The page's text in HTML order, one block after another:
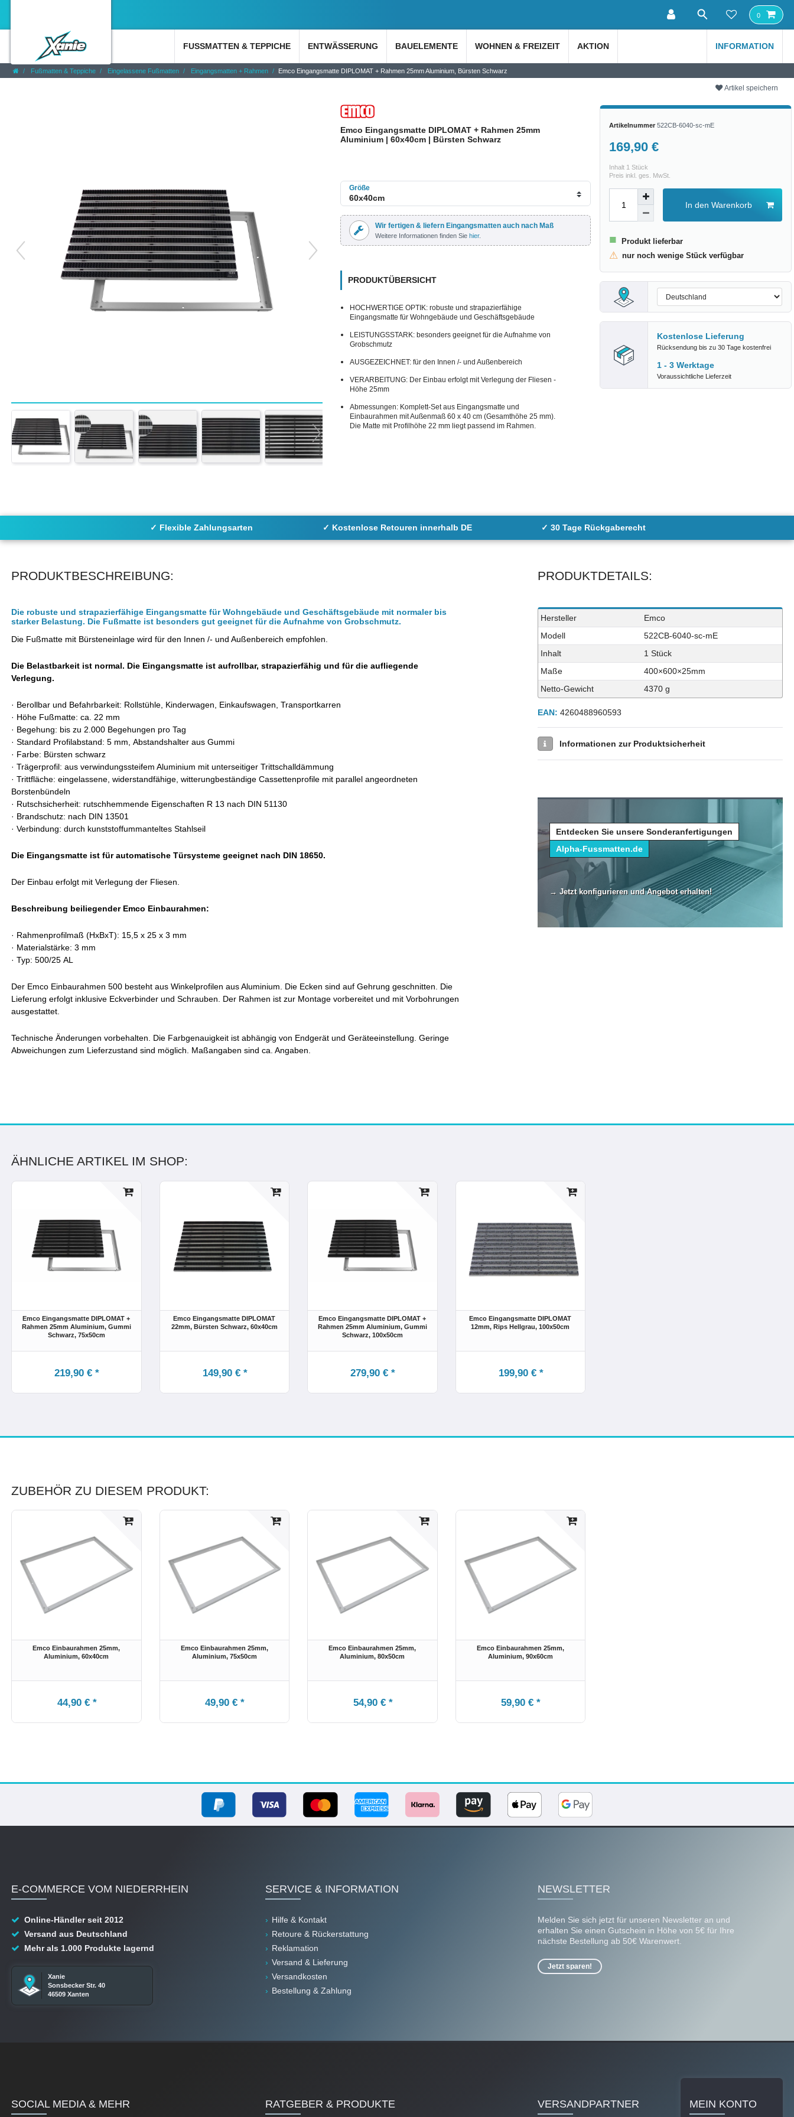
0
FUSSMATTEN & TEPPICHE ENTWÄSSERUNG BAUELEMENTE WOHNEN & FREIZEIT AKTION INFORMATION
Fußmatten & Teppiche Eingelassene Fußmatten Eingangsmatten + Rahmen Emco Eingangsmatte DIPLOMAT + Rahmen 25mm Aluminium, Bürsten Schwarz
Emco Eingangsmatte DIPLOMAT + Rahmen 25mm
Aluminium | 60x40cm | Bürsten Schwarz
Artikel speichern
Größe
Wir fertigen & liefern Eingangsmatten auch nach Maß
Weitere Informationen finden Sie hier.
PRODUKTÜBERSICHT
HOCHWERTIGE OPTIK: robuste und strapazierfähige
Eingangsmatte für Wohngebäude und Geschäftsgebäude
LEISTUNGSSTARK: besonders geeignet für die Aufnahme von
Grobschmutz
AUSGEZEICHNET: für den Innen /- und Außenbereich
VERARBEITUNG: Der Einbau erfolgt mit Verlegung der Fliesen -
Höhe 25mm
Abmessungen: Komplett-Set aus Eingangsmatte und
Einbaurahmen mit Außenmaß 60 x 40 cm (Gesamthöhe 25 mm).
Die Matte mit Profilhöhe 22 mm liegt passend im Rahmen.
Artikelnummer522CB-6040-sc-mE
169,90 €
Inhalt 1Stück
Preis inkl. ges. MwSt.
In den Warenkorb
■ Produkt lieferbar
⚠ nur noch wenige Stück verfügbar
Kostenlose Lieferung
Rücksendung bis zu 30 Tage kostenfrei
1 - 3 Werktage
Voraussichtliche Lieferzeit
✓ Flexible Zahlungsarten ✓ Kostenlose Retouren innerhalb DE ✓ 30 Tage Rückgaberecht
PRODUKTBESCHREIBUNG:
Die robuste und strapazierfähige Eingangsmatte für Wohngebäude und Geschäftsgebäude mit normaler bis
starker Belastung. Die Fußmatte ist besonders gut geeignet für die Aufnahme von Grobschmutz.
Die Fußmatte mit Bürsteneinlage wird für den Innen /- und Außenbereich empfohlen.
Die Belastbarkeit ist normal. Die Eingangsmatte ist aufrollbar, strapazierfähig und für die aufliegende
Verlegung.
· Berollbar und Befahrbarkeit: Rollstühle, Kinderwagen, Einkaufswagen, Transportkarren
· Höhe Fußmatte: ca. 22 mm
· Begehung: bis zu 2.000 Begehungen pro Tag
· Standard Profilabstand: 5 mm, Abstandshalter aus Gummi
· Farbe: Bürsten schwarz
· Trägerprofil: aus verwindungssteifem Aluminium mit unterseitiger Trittschalldämmung
· Trittfläche: eingelassene, widerstandfähige, witterungbeständige Cassettenprofile mit parallel angeordneten
Borstenbündeln
· Rutschsicherheit: rutschhemmende Eigenschaften R 13 nach DIN 51130
· Brandschutz: nach DIN 13501
· Verbindung: durch kunststoffummanteltes Stahlseil
Die Eingangsmatte ist für automatische Türsysteme geeignet nach DIN 18650.
Der Einbau erfolgt mit Verlegung der Fliesen.
Beschreibung beiliegender Emco Einbaurahmen:
· Rahmenprofilmaß (HxBxT): 15,5 x 25 x 3 mm
· Materialstärke: 3 mm
· Typ: 500/25 AL
Der Emco Einbaurahmen 500 besteht aus Winkelprofilen aus Aluminium. Die Ecken sind auf Gehrung geschnitten. Die
Lieferung erfolgt inklusive Eckverbinder und Schrauben. Der Rahmen ist zur Montage vorbereitet und mit Vorbohrungen
ausgestattet.
Technische Änderungen vorbehalten. Die Farbgenauigkeit ist abhängig von Endgerät und Geräteeinstellung. Geringe
Abweichungen zum Lieferzustand sind möglich. Maßangaben sind ca. Angaben.
PRODUKTDETAILS:
Technisches
Merkmal
Wert
Hersteller
Emco
Modell
522CB-6040-sc-mE
Inhalt
1 Stück
Maße
400×600×25mm
Netto-Gewicht
4370 g
EAN: 4260488960593
Informationen zur Produktsicherheit
Entdecken Sie unsere Sonderanfertigungen
Alpha-Fussmatten.de
→ Jetzt konfigurieren und Angebot erhalten!
ÄHNLICHE ARTIKEL IM SHOP:
Emco Eingangsmatte DIPLOMAT +
Rahmen 25mm Aluminium, Gummi
Schwarz, 75x50cm
219,90 € *
Emco Eingangsmatte DIPLOMAT
22mm, Bürsten Schwarz, 60x40cm
149,90 € *
Emco Eingangsmatte DIPLOMAT +
Rahmen 25mm Aluminium, Gummi
Schwarz, 100x50cm
279,90 € *
Emco Eingangsmatte DIPLOMAT
12mm, Rips Hellgrau, 100x50cm
199,90 € *
ZUBEHÖR ZU DIESEM PRODUKT:
Emco Einbaurahmen 25mm,
Aluminium, 60x40cm
44,90 € *
Emco Einbaurahmen 25mm,
Aluminium, 75x50cm
49,90 € *
Emco Einbaurahmen 25mm,
Aluminium, 80x50cm
54,90 € *
Emco Einbaurahmen 25mm,
Aluminium, 90x60cm
59,90 € *
E-COMMERCE VOM NIEDERRHEIN
Online-Händler seit 2012
Versand aus Deutschland
Mehr als 1.000 Produkte lagernd
Xanie
Sonsbecker Str. 40
46509 Xanten
SERVICE & INFORMATION
Hilfe & Kontakt
Retoure & Rückerstattung
Reklamation
Versand & Lieferung
Versandkosten
Bestellung & Zahlung
NEWSLETTER
Melden Sie sich jetzt für unseren Newsletter an und
erhalten Sie einen Gutschein in Höhe von 5€ für Ihre
nächste Bestellung ab 50€ Warenwert.
Jetzt sparen!
SOCIAL MEDIA & MEHR RATGEBER & PRODUKTE VERSANDPARTNER MEIN KONTO